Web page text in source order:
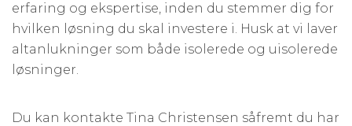
erfaring og ekspertise, inden du stemmer dig for
hvilken løsning du skal investere i. Husk at vi laver
altanlukninger som både isolerede og uisolerede
løsninger.
Du kan kontakte Tina Christensen såfremt du har